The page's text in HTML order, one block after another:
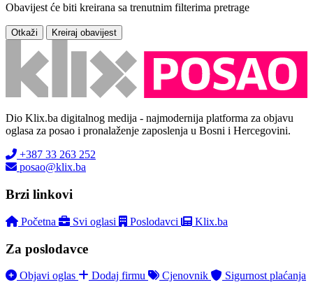
Obavijest će biti kreirana sa trenutnim filterima pretrage
Otkaži Kreiraj obavijest
Dio Klix.ba digitalnog medija - najmodernija platforma za objavu
oglasa za posao i pronalaženje zaposlenja u Bosni i Hercegovini.
+387 33 263 252
posao@klix.ba
Brzi linkovi
Početna Svi oglasi Poslodavci Klix.ba
Za poslodavce
Objavi oglas Dodaj firmu Cjenovnik Sigurnost plaćanja